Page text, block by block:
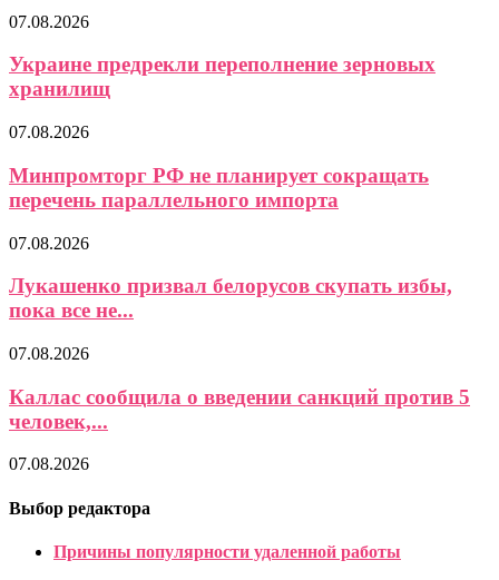
07.08.2026
Украине предрекли переполнение зерновых
хранилищ
07.08.2026
Минпромторг РФ не планирует сокращать
перечень параллельного импорта
07.08.2026
Лукашенко призвал белорусов скупать избы,
пока все не...
07.08.2026
Каллас сообщила о введении санкций против 5
человек,...
07.08.2026
Выбор редактора
Причины популярности удаленной работы